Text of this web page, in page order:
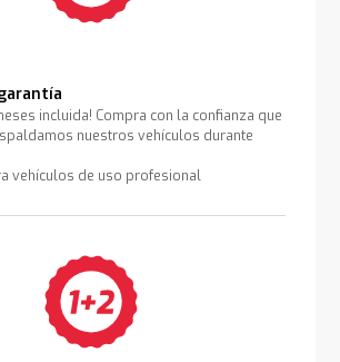
incluida! Compra con la confianza que
nuestros vehículos durante
vehículos de uso profesional